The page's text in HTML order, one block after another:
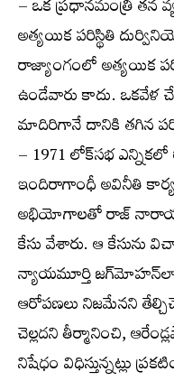
– ఒక ప్రధానమంత్రి
అత్యయిక పరిస్థితి
రాజ్యాంగంలో అత్యయిక
ఉండేవారు కాదు.
మాదిరిగానే దానికి తగిన
– 1971 లోక్‌సభ
ఇందిరాగాంధీ అవినీతి
అభియోగాలతో రాజ్
కేసు వేశారు. ఆ కేసును
న్యాయమూర్తి
ఆరోపణలు నిజమేనని
చెల్లదని తీర్మానించి,
నిషేధం విధిస్తున్నట్లు